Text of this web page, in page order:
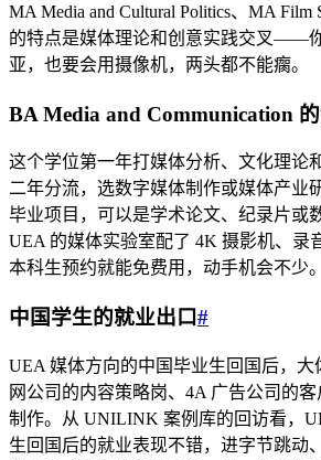
MA Media and Cultural Politics、MA Film
的特点是媒体理论和创意实践交叉——
亚，也要会用摄像机，两头都不能瘸。
BA Media and Communication
这个学位第一年打媒体分析、文化理论
二年分流，选数字媒体制作或媒体产业
毕业项目，可以是学术论文、纪录片或
UEA 的媒体实验室配了 4K 摄影机、录
本科生预约就能免费用，动手机会不少。
中国学生的就业出口#
UEA 媒体方向的中国毕业生回国后，
网公司的内容策略岗、4A 广告公司的
制作。从 UNILINK 案例库的回访看，
生回国后的就业表现不错，进字节跳动